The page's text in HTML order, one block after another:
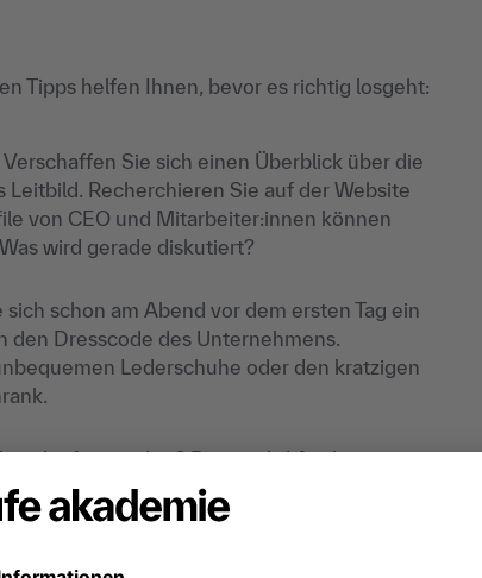
Tipps helfen Ihnen, bevor es richtig losgeht:
Sie sich einen Überblick über die
Recherchieren Sie auf der Website
von CEO und Mitarbeiter:innen können
wird gerade diskutiert?
schon am Abend vor dem ersten Tag ein
den Dresscode des Unternehmens.
Lederschuhe oder den kratzigen
ist platt? Bitte nicht! Auch wenn es
um die passende Route zum neuen
danken. Routenplanung ist auch auf einer
erreichen? Wie möchte ich wirken? Eine
Umsetzung